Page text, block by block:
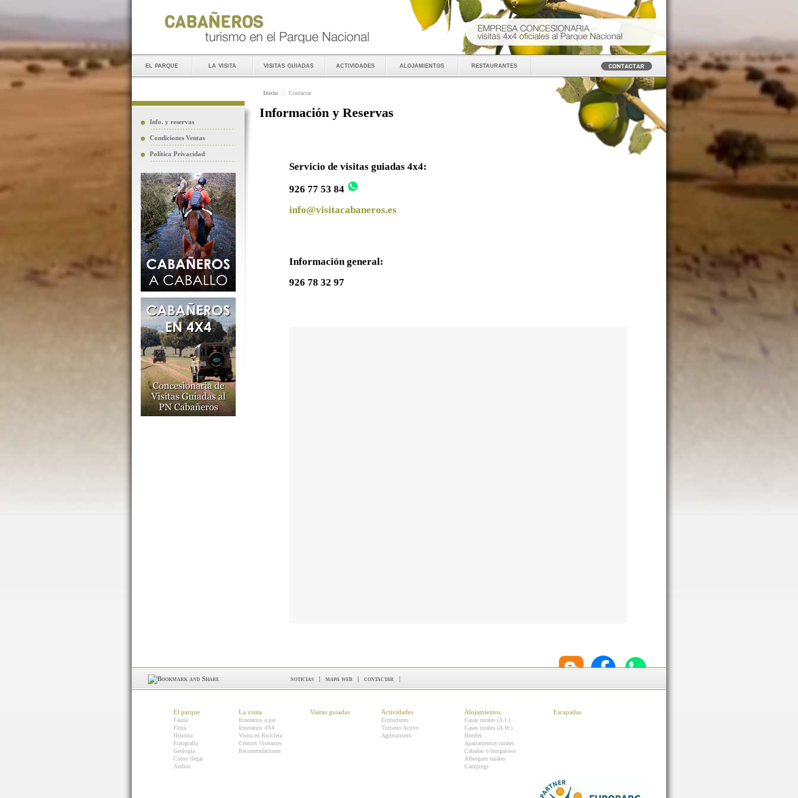
el parque la visita visitas guiadas actividades alojamientos restaurantes
Info. y reservas
Condiciones Ventas
Política Privacidad
Inicio :: Contactar
Información y Reservas
Servicio de visitas guiadas 4x4:
926 77 53 84
info@visitacabaneros.es
Información general:
926 78 32 97
noticias | mapa web | contactar |
El parque
Fauna
Flora
Historia
Etnografía
Geología
Como llegar
Audios
La visita
Itinerarios a pie
Itinerarios 4X4
Visita en Bicicleta
Centros Visitantes
Recomendaciones
Visitas guiadas Actividades
Ecoturismo
Turismo Activo
Agroturismo
Alojamientos
Casas rurales (A.I.)
Casas rurales (A.H.)
Hoteles
Apartamentos rurales
Cabañas o bungalows
Albergues rurales
Campings
Escapadas